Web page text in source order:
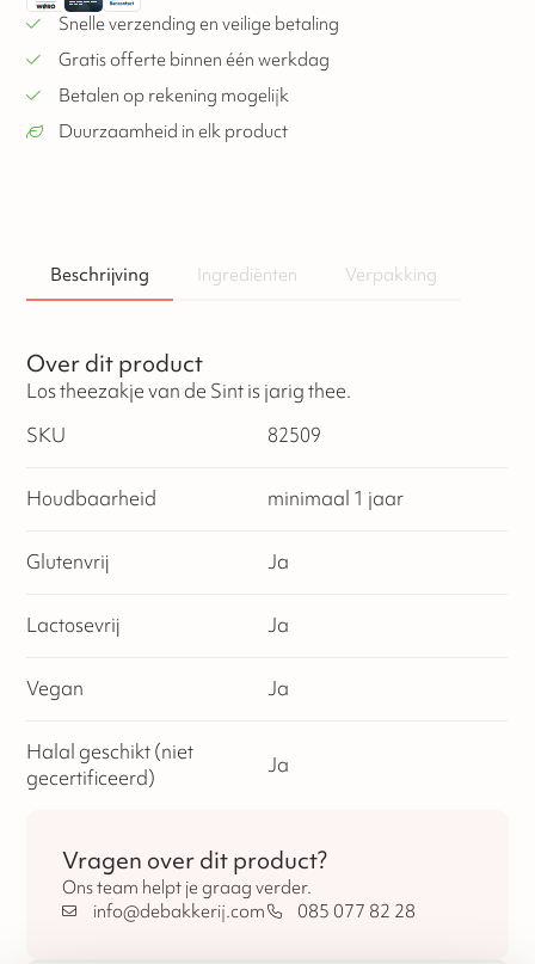
Snelle verzending en veilige betaling
Gratis offerte binnen één werkdag
Betalen op rekening mogelijk
Duurzaamheid in elk product
Beschrijving Ingrediënten Verpakking
Over dit product
Los theezakje van de Sint is jarig thee.
SKU
82509
Houdbaarheid minimaal 1 jaar
Glutenvrij Ja
Lactosevrij Ja
Vegan Ja
Halal geschikt (niet
gecertificeerd)
Ja
Vragen over dit product?
Ons team helpt je graag verder.
info@debakkerij.com
085 077 82 28